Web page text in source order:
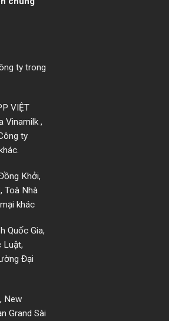
ty trong
VIỆT
Vinamilk ,
ty
Khởi,
Toà Nhà
khác
Quốc Gia,
Luật,
Đại
New
Grand Sài